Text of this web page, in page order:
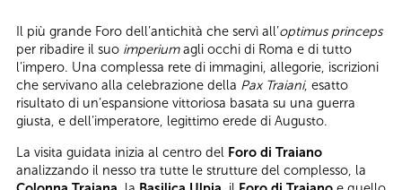
Il più grande Foro dell’antichità che servì all’optimus princeps
per ribadire il suo imperiumagli occhi di Roma e di tutto
l’impero. Una complessa rete di immagini, allegorie, iscrizioni
che servivano alla celebrazione della Pax Traiani, esatto
risultato di un’espansione vittoriosa basata su una guerra
giusta, e dell’imperatore, legittimo erede di Augusto.
La visita guidata inizia al centro del Foro di Traiano
analizzando il nesso tra tutte le strutture del complesso, la